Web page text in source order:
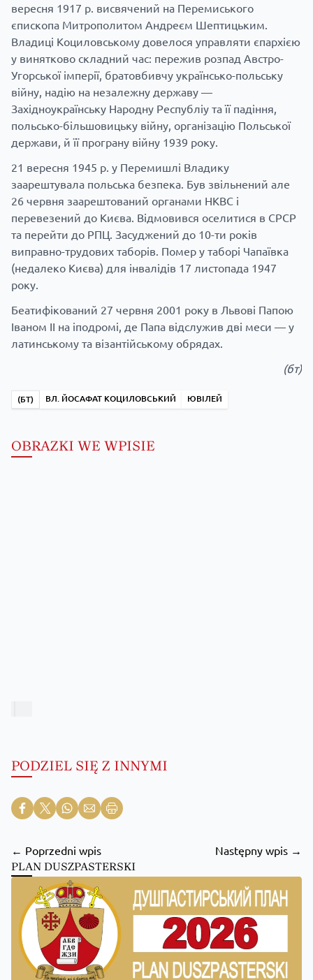
вересня 1917 р. висвячений на Перемиського
єпископа Митрополитом Андреєм Шептицьким.
Владиці Коциловському довелося управляти єпархією
у винятково складний час: пережив розпад Австро-
Угорської імперії, братовбивчу українсько-польську
війну, надію на незалежну державу —
Західноукраїнську Народну Республіу та її падіння,
польсько-більшовицьку війну, організацію Польської
держави, й її програну війну 1939 року.
21 вересня 1945 р. у Перемишлі Владику
заарештувала польська безпека. Був звільнений але
26 червня заарештований органами НКВС і
перевезений до Києва. Відмовився оселитися в СРСР
та перейти до РПЦ. Засуджений до 10-ти років
виправно-трудових таборів. Помер у таборі Чапаївка
(недалеко Києва) для інвалідів 17 листопада 1947
року.
Беатифікований 27 червня 2001 року в Львові Папою
Іваном ІІ на іподромі, де Папа відслужив дві меси — у
латинському та візантійському обрядах.
(бт)
(БТ) ВЛ. ЙОСАФАТ КОЦИЛОВСЬКИЙ ЮВІЛЕЙ
OBRAZKI WE WPISIE
PODZIEL SIĘ Z INNYMI
← Poprzedni wpis Następny wpis →
PLAN DUSZPASTERSKI